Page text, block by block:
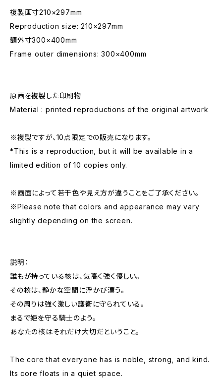
複製画寸210×297mm
Reproduction size: 210×297mm
額外寸300×400mm
Frame outer dimensions: 300×400mm
原画を複製した印刷物
Material : printed reproductions of the original artwork
※複製ですが、10点限定での販売になります。
*This is a reproduction, but it will be available in a
limited edition of 10 copies only.
※画面によって若干色や見え方が違うことをご了承ください。
※Please note that colors and appearance may vary
slightly depending on the screen.
説明：
誰もが持っている核は、気高く強く優しい。
その核は、静かな空間に浮かび漂う。
その周りは強く激しい護衛に守られている。
まるで姫を守る騎士のよう。
あなたの核はそれだけ大切だということ。
The core that everyone has is noble, strong, and kind.
Its core floats in a quiet space.